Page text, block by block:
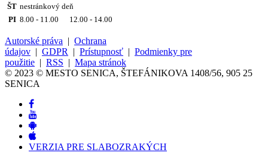
ŠT nestránkový deň
PI 8.00 - 11.00 12.00 - 14.00
Autorské práva | Ochrana
údajov | GDPR | Prístupnosť | Podmienky pre
použitie | RSS | Mapa stránok
© 2023 © MESTO SENICA, ŠTEFÁNIKOVA 1408/56, 905 25
SENICA
VERZIA PRE SLABOZRAKÝCH